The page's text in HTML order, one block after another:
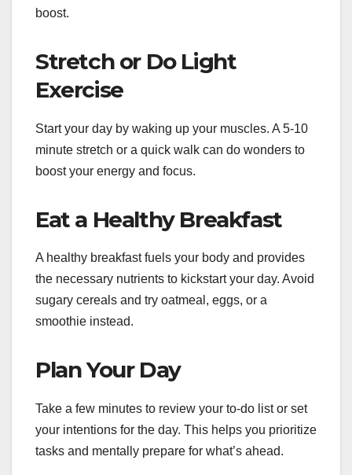
boost.
Stretch or Do Light
Exercise
Start your day by waking up your muscles. A 5-10
minute stretch or a quick walk can do wonders to
boost your energy and focus.
Eat a Healthy Breakfast
A healthy breakfast fuels your body and provides
the necessary nutrients to kickstart your day. Avoid
sugary cereals and try oatmeal, eggs, or a
smoothie instead.
Plan Your Day
Take a few minutes to review your to-do list or set
your intentions for the day. This helps you prioritize
tasks and mentally prepare for what’s ahead.